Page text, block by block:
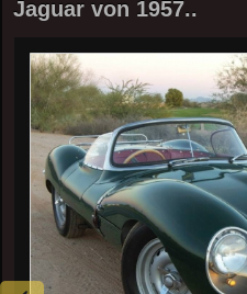
Jaguar von 1957..